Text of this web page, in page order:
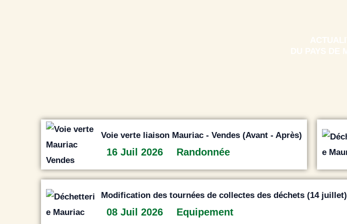
Voie verte liaison Mauriac - Vendes (Avant - Après)
16 Juil 2026 Randonnée
Modification des tournées de collectes des déchets (14 juillet)
08 Juil 2026 Equipement